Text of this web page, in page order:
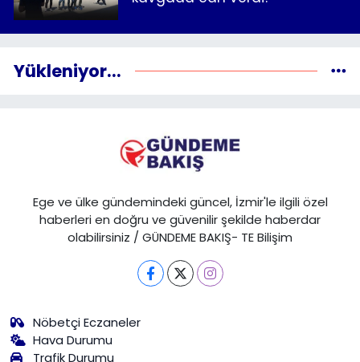
Yükleniyor...
Ege ve ülke gündemindeki güncel, İzmir'le ilgili özel
haberleri en doğru ve güvenilir şekilde haberdar
olabilirsiniz / GÜNDEME BAKIŞ- TE Bilişim
Nöbetçi Eczaneler
Hava Durumu
Trafik Durumu